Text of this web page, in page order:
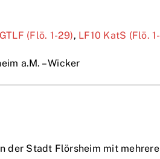
GTLF (Flö. 1-29), LF10 KatS (Flö.
a.M. – Wicker
Stadt Flörsheim mit